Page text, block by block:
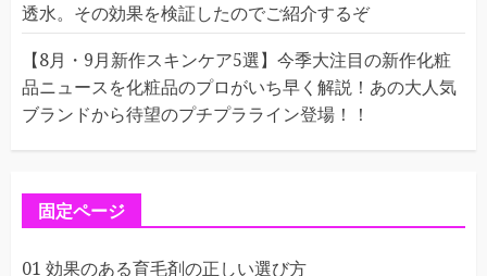
透水。その効果を検証したのでご紹介するぞ
【8月・9月新作スキンケア5選】今季大注目の新作化粧
品ニュースを化粧品のプロがいち早く解説！あの大人気
ブランドから待望のプチプラライン登場！！
固定ページ
01 効果のある育毛剤の正しい選び方